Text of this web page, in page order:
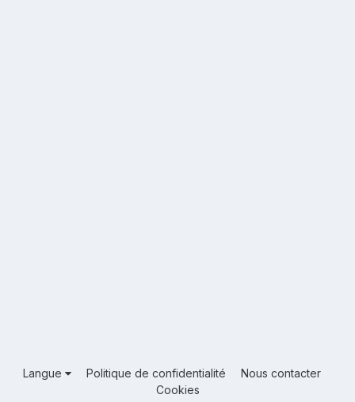
Langue Politique de confidentialité
Nous contacter
Cookies